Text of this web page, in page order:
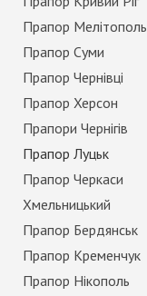
Прапор Мелітополь
Прапор Суми
Прапор Чернівці
Прапор Херсон
Прапори Чернігів
Прапор Луцьк
Прапор Черкаси
Хмельницький
Прапор Бердянськ
Прапор Кременчук
Прапор Нікополь